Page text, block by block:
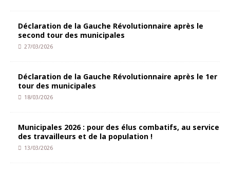
Déclaration de la Gauche Révolutionnaire après le
second tour des municipales
27/03/2026
Déclaration de la Gauche Révolutionnaire après le 1er
tour des municipales
18/03/2026
Municipales 2026 : pour des élus combatifs, au service
des travailleurs et de la population !
13/03/2026